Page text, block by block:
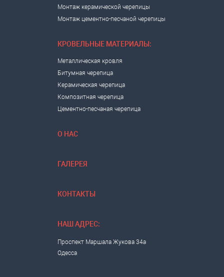
Монтаж керамической черепицы
Монтаж цементно-песчаной черепицы
КРОВЕЛЬНЫЕ МАТЕРИАЛЫ:
Металлическая кровля
Битумная черепица
Керамическая черепица
Композитная черепица
Цементно-песчаная черепица
О НАС
ГАЛЕРЕЯ
КОНТАКТЫ
НАШ АДРЕС:
Проспект Маршала Жукова 34а
Одесса